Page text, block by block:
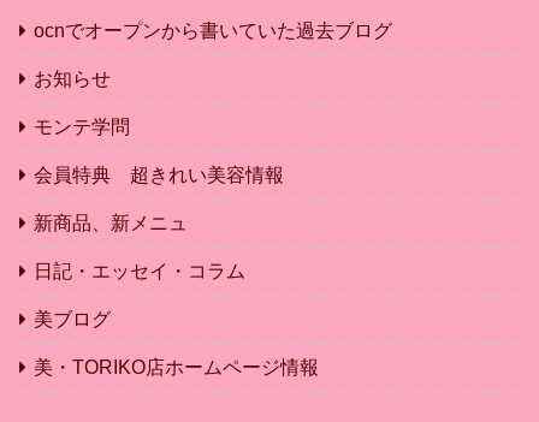
ocnでオープンから書いていた過去ブログ
お知らせ
モンテ学問
会員特典 超きれい美容情報
新商品、新メニュ
日記・エッセイ・コラム
美ブログ
美・TORIKO店ホームページ情報